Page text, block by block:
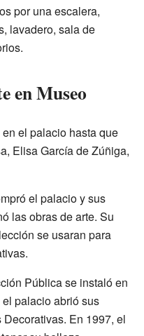
por una escalera,
lavadero, sala de
en Museo
el palacio hasta que
Elisa García de Zúñiga,
el palacio y sus
las obras de arte. Su
se usaran para
Pública se instaló en
palacio abrió sus
En 1997, el